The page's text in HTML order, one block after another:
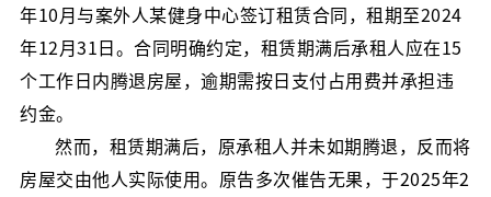
年10月与案外人某健身中心签订租赁合同，租期至2024
年12月31日。合同明确约定，租赁期满后承租人应在15
个工作日内腾退房屋，逾期需按日支付占用费并承担违
约金。
然而，租赁期满后，原承租人并未如期腾退，反而将
房屋交由他人实际使用。原告多次催告无果，于2025年2